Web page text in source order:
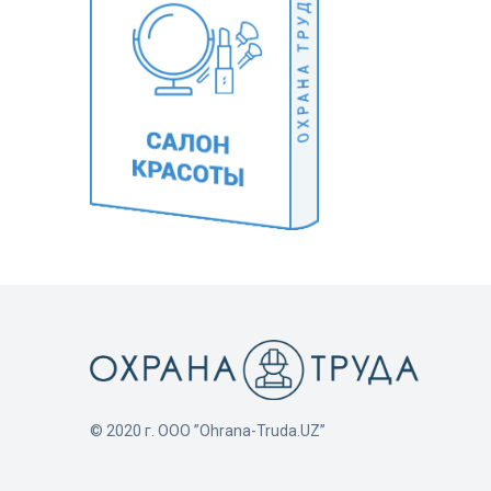
© 2020 г. ООО ”Ohrana-Truda.UZ”